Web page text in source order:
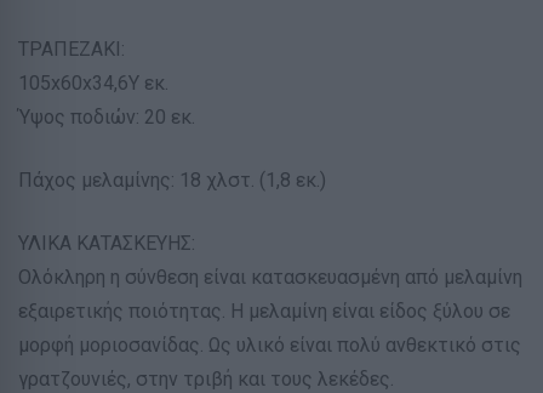
ΤΡΑΠΕΖΑΚΙ:
105x60x34,6Υ εκ.
Ύψος ποδιών: 20 εκ.
Πάχος μελαμίνης: 18 χλστ. (1,8 εκ.)
ΥΛΙΚΑ ΚΑΤΑΣΚΕΥΗΣ:
Ολόκληρη η σύνθεση είναι κατασκευασμένη από μελαμίνη
εξαιρετικής ποιότητας. Η μελαμίνη είναι είδος ξύλου σε
μορφή μοριοσανίδας. Ως υλικό είναι πολύ ανθεκτικό στις
γρατζουνιές, στην τριβή και τους λεκέδες.